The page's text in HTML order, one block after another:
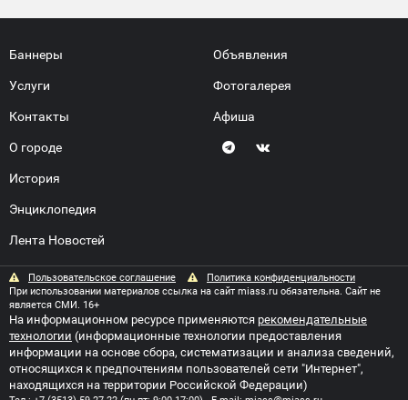
Баннеры
Услуги
Контакты
О городе
История
Энциклопедия
Лента Новостей
Объявления
Фотогалерея
Афиша
Пользовательское соглашение
Политика конфиденциальности
При использовании материалов ссылка на сайт miass.ru обязательна. Сайт не
является СМИ. 16+
На информационном ресурсе применяются рекомендательные
технологии (информационные технологии предоставления
информации на основе сбора, систематизации и анализа сведений,
относящихся к предпочтениям пользователей сети "Интернет",
находящихся на территории Российской Федерации)